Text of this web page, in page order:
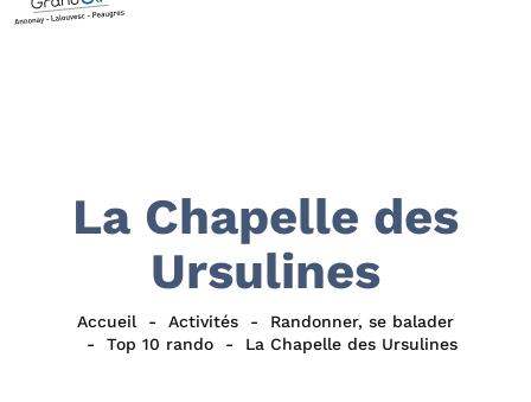
La Chapelle des
Ursulines
Accueil Activités
Randonner, se balader
Top 10 rando
La Chapelle des Ursulines